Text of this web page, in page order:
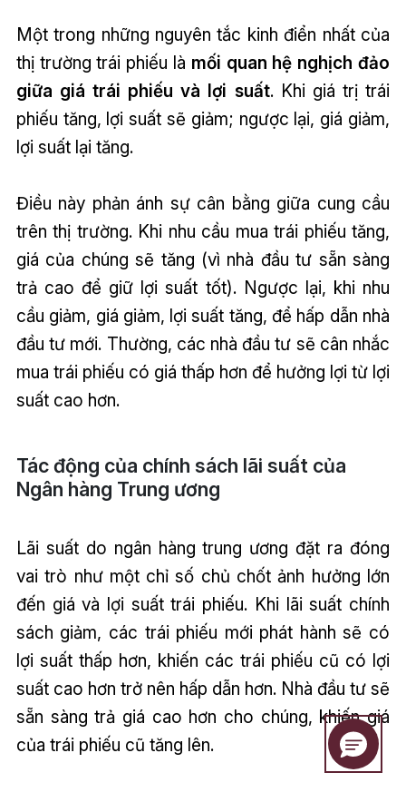
Một trong những nguyên tắc kinh điển nhất của
thị trường trái phiếu là mối quan hệ nghịch đảo
giữa giá trái phiếu và lợi suất. Khi giá trị trái
phiếu tăng, lợi suất sẽ giảm; ngược lại, giá giảm,
lợi suất lại tăng.
Điều này phản ánh sự cân bằng giữa cung cầu
trên thị trường. Khi nhu cầu mua trái phiếu tăng,
giá của chúng sẽ tăng (vì nhà đầu tư sẵn sàng
trả cao để giữ lợi suất tốt). Ngược lại, khi nhu
cầu giảm, giá giảm, lợi suất tăng, để hấp dẫn nhà
đầu tư mới. Thường, các nhà đầu tư sẽ cân nhắc
mua trái phiếu có giá thấp hơn để hưởng lợi từ lợi
suất cao hơn.
Tác động của chính sách lãi suất của
Ngân hàng Trung ương
Lãi suất do ngân hàng trung ương đặt ra đóng
vai trò như một chỉ số chủ chốt ảnh hưởng lớn
đến giá và lợi suất trái phiếu. Khi lãi suất chính
sách giảm, các trái phiếu mới phát hành sẽ có
lợi suất thấp hơn, khiến các trái phiếu cũ có lợi
suất cao hơn trở nên hấp dẫn hơn. Nhà đầu tư sẽ
sẵn sàng trả giá cao hơn cho chúng, khiến giá
của trái phiếu cũ tăng lên.